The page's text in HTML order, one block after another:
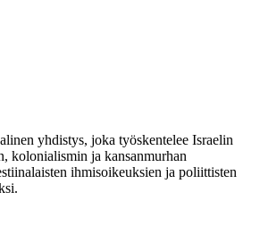
yhdistys, joka työskentelee Israelin
kolonialismin ja kansanmurhan
ihmisoikeuksien ja poliittisten